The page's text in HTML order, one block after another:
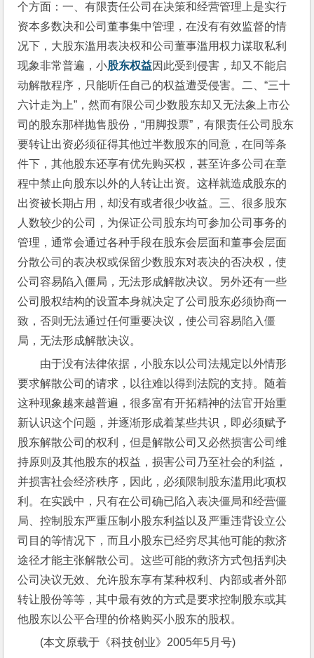
个方面：一、有限责任公司在决策和经营管理上是实行
资本多数决和公司董事集中管理，在没有有效监督的情
况下，大股东滥用表决权和公司董事滥用权力谋取私利
现象非常普遍，小股东权益因此受到侵害，却又不能启
动解散程序，只能听任自己的权益遭受侵害。二、“三十
六计走为上”，然而有限公司少数股东却又无法象上市公
司的股东那样抛售股份，“用脚投票”，有限责任公司股东
要转让出资必须征得其他过半数股东的同意，在同等条
件下，其他股东还享有优先购买权，甚至许多公司在章
程中禁止向股东以外的人转让出资。这样就造成股东的
出资被长期占用，却没有或者很少收益。三、很多股东
人数较少的公司，为保证公司股东均可参加公司事务的
管理，通常会通过各种手段在股东会层面和董事会层面
分散公司的表决权或保留少数股东对表决的否决权，使
公司容易陷入僵局，无法形成解散决议。另外还有一些
公司股权结构的设置本身就决定了公司股东必须协商一
致，否则无法通过任何重要决议，使公司容易陷入僵
局，无法形成解散决议。
由于没有法律依据，小股东以公司法规定以外情形
要求解散公司的请求，以往难以得到法院的支持。随着
这种现象越来越普遍，很多富有开拓精神的法官开始重
新认识这个问题，并逐渐形成着某些共识，即必须赋予
股东解散公司的权利，但是解散公司又必然损害公司维
持原则及其他股东的权益，损害公司乃至社会的利益，
并损害社会经济秩序，因此，必须限制股东滥用此项权
利。在实践中，只有在公司确已陷入表决僵局和经营僵
局、控制股东严重压制小股东利益以及严重违背设立公
司目的等情况下，而且小股东已经穷尽其他可能的救济
途径才能主张解散公司。这些可能的救济方式包括判决
公司决议无效、允许股东享有某种权利、内部或者外部
转让股份等等，其中最有效的方式是要求控制股东或其
他股东以公平合理的价格购买小股东的股权。
(本文原载于《科技创业》2005年5月号)